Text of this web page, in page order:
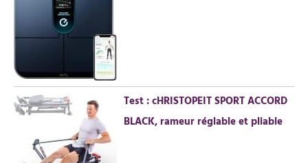
Test : cHRISTOPEIT SPORT ACCORD
BLACK, rameur réglable et pliable